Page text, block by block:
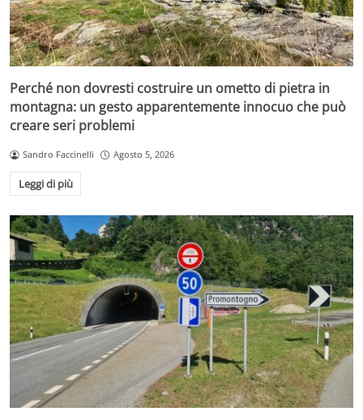
Perché non dovresti costruire un ometto di pietra in
montagna: un gesto apparentemente innocuo che può
creare seri problemi
Sandro Faccinelli Agosto 5, 2026
Leggi di più